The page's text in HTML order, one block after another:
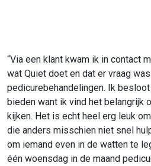
“Via een klant kwam ik in contact
wat Quiet doet en dat er vraag
pedicurebehandelingen. Ik
bieden want ik vind het belangrijk
kijken. Het is echt heel erg leuk
die anders misschien niet snel
om iemand even in de watten te
één woensdag in de maand